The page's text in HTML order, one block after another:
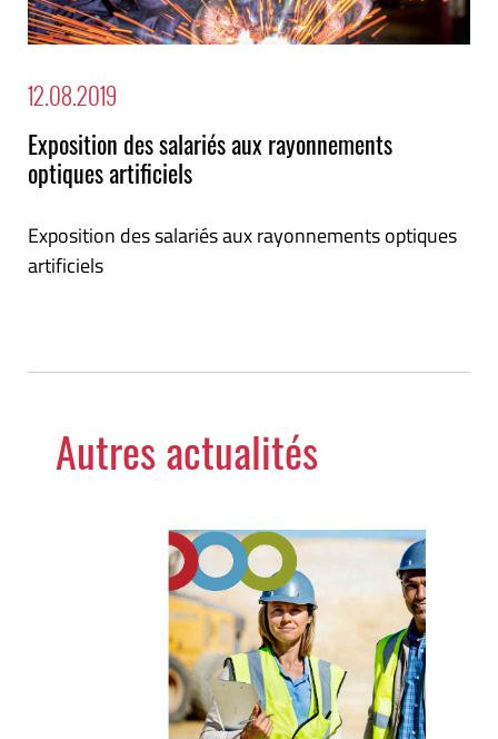
12.08.2019
Exposition des salariés aux rayonnements
optiques artificiels
Exposition des salariés aux rayonnements optiques
artificiels
Autres actualités